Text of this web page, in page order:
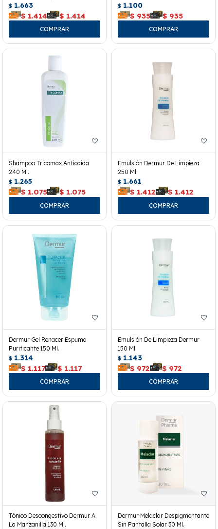
$ 1.663
$ 1.414 $ 1.414
$ 1.100
$ 935 $ 935
Shampoo Tricomax Anticaída
240 Ml.
$ 1.265
$ 1.075 $ 1.075
Emulsión Dermur De Limpieza
250 Ml.
$ 1.661
$ 1.412 $ 1.412
Dermur Gel Renacer Espuma
Purificante 150 Ml.
$ 1.314
$ 1.117 $ 1.117
Emulsión De Limpieza Dermur
150 Ml.
$ 1.143
$ 972 $ 972
Tónico Descongestivo Dermur A
La Manzanilla 130 Ml.
Dermur Melaclar Despigmentante
Sin Pantalla Solar 30 Ml.